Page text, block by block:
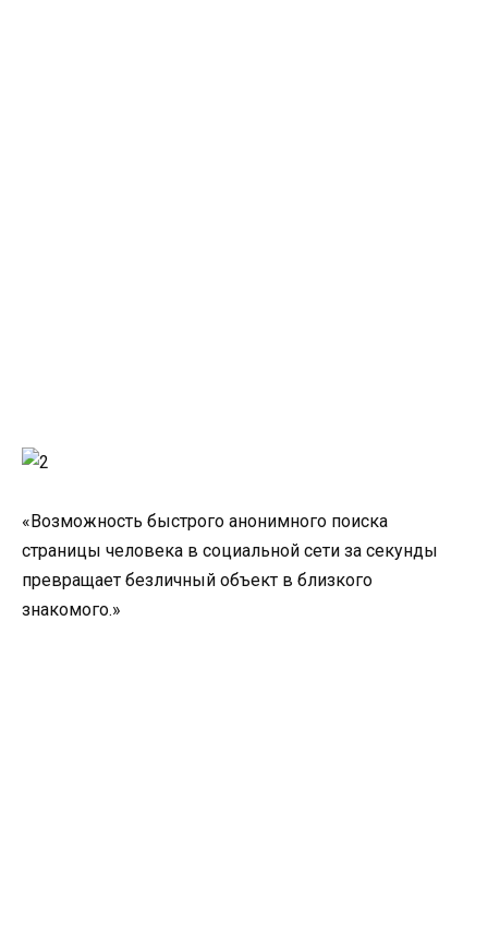
«Возможность быстрого анонимного поиска
страницы человека в социальной сети за секунды
превращает безличный объект в близкого
знакомого.»